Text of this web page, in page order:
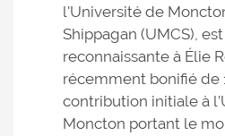
l'Université de
Shippagan (UMCS),
reconnaissante à Élie
récemment bonifié de
contribution initiale à
Moncton portant le